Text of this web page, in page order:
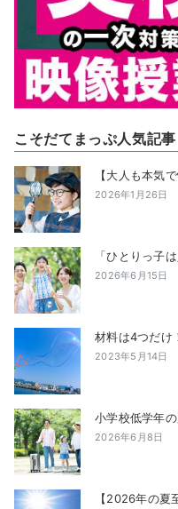
こそだてまっぷ人気記事
【大人も本気
2026年1月26日
「ひとりっ子
2026年6月15日
材料は4つだけ
2023年5月14日
小学校低学年
2026年6月8日
【2026年の夏